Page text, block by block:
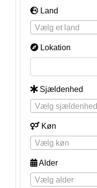
Land
Vælg et land
Lokation
Sjældenhed
Vælg sjældenhed
Køn
Vælg køn
Alder
Vælg alder